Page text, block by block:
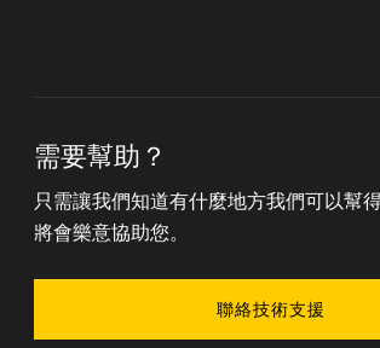
需要幫助？
只需讓我們知道有什麼地方我們可以幫
將會樂意協助您。
聯絡技術支援